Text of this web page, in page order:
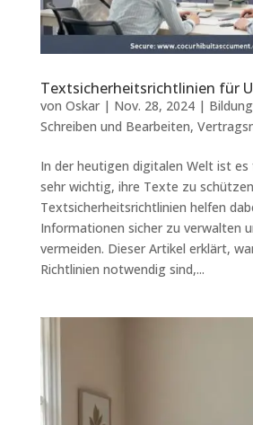
Textsicherheitsrichtlinien für
von Oskar| Nov. 28, 2024|
Schreiben und Bearbeiten,
In der heutigen digitalen Welt ist
sehr wichtig, ihre Texte zu
Textsicherheitsrichtlinien helfen
Informationen sicher zu verwalten
vermeiden. Dieser Artikel erklärt,
Richtlinien notwendig sind,...